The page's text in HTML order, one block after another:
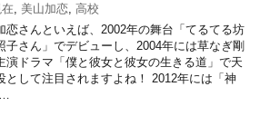
美山加恋 高校
恋さんといえば、2002年の舞台「てるてる坊
子さん」でデビューし、2004年には草なぎ剛
演ドラマ「僕と彼女と彼女の生きる道」で天
として注目されますよね！ 2012年には「神